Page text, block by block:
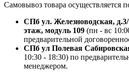
Самовывоз товара осуществляется
СПб ул. Железноводская,
этаж, модуль 109 (пн - вс
предварительной
СПб ул Полевая
10:30 - 18:30) по
менеджером.